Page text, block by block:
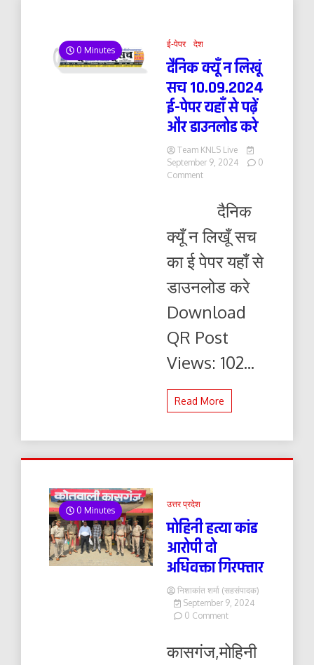
0 Minutes
ई-पेपर देश
दैनिक क्यूँ न लिखूं
सच 10.09.2024
ई-पेपर यहाँ से पढ़ें
और डाउनलोड करे
Team KNLS Live
September 9, 2024
0
Commenton
सच
10.09.2024
ई-
पेपर
यहाँ
पढ़ें
डाउनलोड
दैनिक
क्यूँ न लिखूँ सच
का ई पेपर यहाँ से
डाउनलोड करे
Download
QR Post
Views: 102...
Read More
0 Minutes
उत्तर प्रदेश
मोहिनी हत्या कांड
आरोपी दो
अधिवक्ता गिरफ्तार
निशाकांत शर्मा (सहसंपादक)
September 9, 2024
0 Commenton
कांड
कासगंज,मोहिनी